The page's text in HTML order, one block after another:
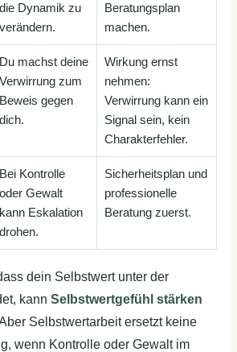
die Dynamik zu
verändern.
Beratungsplan
machen.
Du machst deine
Verwirrung zum
Beweis gegen
dich.
Wirkung ernst
nehmen:
Verwirrung kann ein
Signal sein, kein
Charakterfehler.
Bei Kontrolle
oder Gewalt
kann Eskalation
drohen.
Sicherheitsplan und
professionelle
Beratung zuerst.
dein Selbstwert unter der
kann Selbstwertgefühl stärken
Selbstwertarbeit ersetzt keine
wenn Kontrolle oder Gewalt im